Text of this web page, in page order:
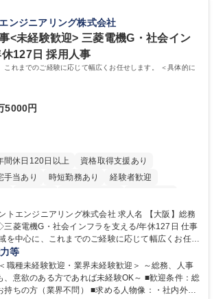
ある方に最適な環境です。 募集職種 【総
/日立グループ/組織運営を支えるゼネラリストを目
与計算・社会保険手続き・勤怠管理など）の経験
：大学院 大学 高専 短大
資格：
ンジニアリング株式会社
<未経験歓迎> 三菱電機G・社会イン
127日 採用人事
これまでのご経験に応じて幅広くお任せします。 ＜具体的に
5000円
間休日120日以上
資格取得支援あり
手当あり 時短勤務あり
経験者歓迎
休み 服装自由 寮・社宅あり 食事補助あり
ニアリング株式会社 求人名 【大阪】総務
菱電機G・社会インフラを支える/年休127日 仕事
を中心に、これまでのご経験に応じて幅広くお任せ
管理など）
利厚生運用 など ※基本的には事務所勤務ですが、
容により、関西圏以外への日帰り・宿泊を伴う国内
当業務を持ちつつ、お互いに助け合いながら、総
等
職種未経験歓迎・業界未経験歓迎＞ ～総務、人事
、意欲のある方であれば未経験OK～ ■歓迎条件：総
界不問） ■求める人物像：・社内外の